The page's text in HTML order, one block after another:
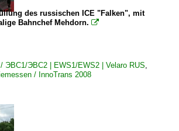
des russischen ICE "Falken", mit
Bahnchef Mehdorn. 
/ ЭВС1/ЭВС2 | EWS1/EWS2 | Velaro RUS,
/ InnoTrans 2008